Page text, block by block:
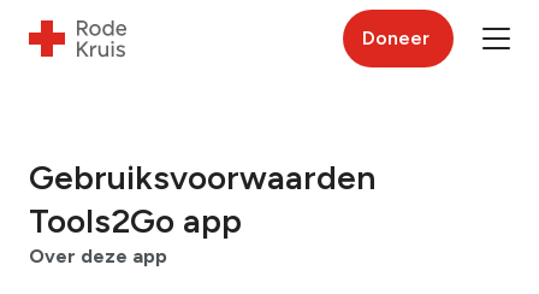
Doneer
Gebruiksvoorwaarden
Tools2Go app
Over deze app